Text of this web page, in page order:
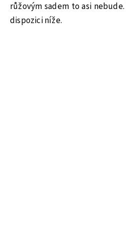
růžovým sadem to asi
dispozici níže.